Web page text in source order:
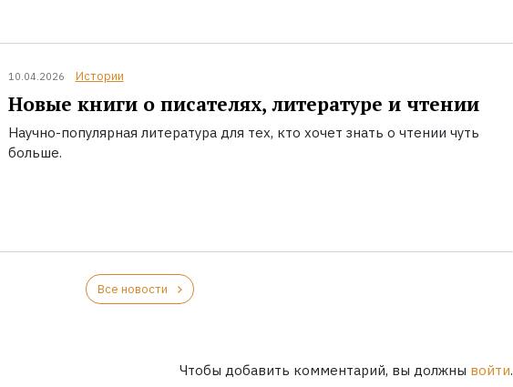
10.04.2026 Истории
Новые книги о писателях, литературе и чтении
Научно-популярная литература для тех, кто хочет знать о чтении чуть
больше.
Все новости
Чтобы добавить комментарий, вы должны войти.